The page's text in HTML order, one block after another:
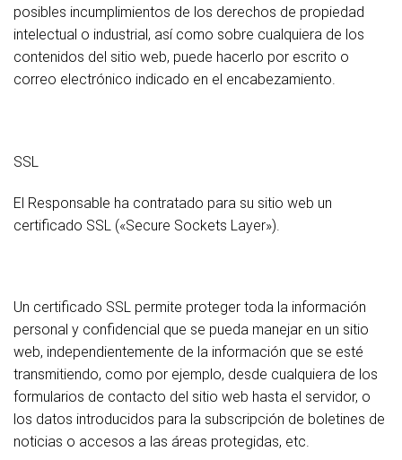
posibles incumplimientos de los derechos de propiedad
intelectual o industrial, así como sobre cualquiera de los
contenidos del sitio web, puede hacerlo por escrito o
correo electrónico indicado en el encabezamiento.
SSL
El Responsable ha contratado para su sitio web un
certificado SSL («Secure Sockets Layer»).
Un certificado SSL permite proteger toda la información
personal y confidencial que se pueda manejar en un sitio
web, independientemente de la información que se esté
transmitiendo, como por ejemplo, desde cualquiera de los
formularios de contacto del sitio web hasta el servidor, o
los datos introducidos para la subscripción de boletines de
noticias o accesos a las áreas protegidas, etc.